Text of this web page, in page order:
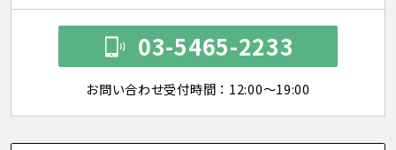
03-5465-2233
お問い合わせ受付時間：12:00～19:00